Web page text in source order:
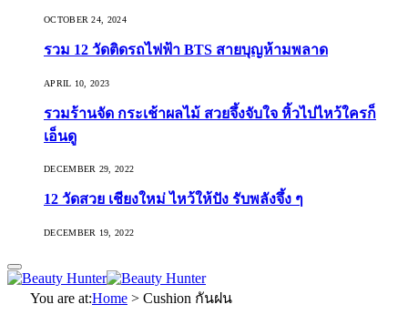
OCTOBER 24, 2024
รวม 12 วัดติดรถไฟฟ้า BTS สายบุญห้ามพลาด
APRIL 10, 2023
รวมร้านจัด กระเช้าผลไม้ สวยจึ้งจับใจ หิ้วไปไหว้ใครก็
เอ็นดู
DECEMBER 29, 2022
12 วัดสวย เชียงใหม่ ไหว้ให้ปัง รับพลังจึ้ง ๆ
DECEMBER 19, 2022
You are at:Home > Cushion กันฝน